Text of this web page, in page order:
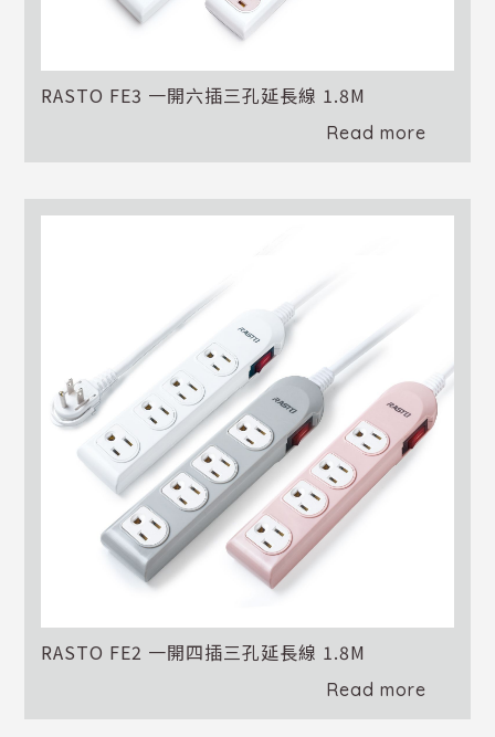
RASTO FE3 一開六插三孔延長線 1.8M
Read more
RASTO FE2 一開四插三孔延長線 1.8M
Read more